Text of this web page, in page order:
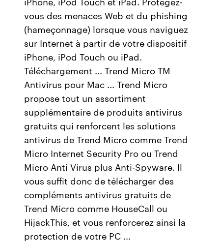
vous des menaces Web et du phishing
(hameçonnage) lorsque vous naviguez
sur Internet à partir de votre dispositif
iPhone, iPod Touch ou iPad.
Téléchargement ... Trend Micro TM
Antivirus pour Mac ... Trend Micro
propose tout un assortiment
supplémentaire de produits antivirus
gratuits qui renforcent les solutions
antivirus de Trend Micro comme Trend
Micro Internet Security Pro ou Trend
Micro Anti Virus plus Anti-Spyware. Il
vous suffit donc de télécharger des
compléments antivirus gratuits de
Trend Micro comme HouseCall ou
HijackThis, et vous renforcerez ainsi la
protection de votre PC ...